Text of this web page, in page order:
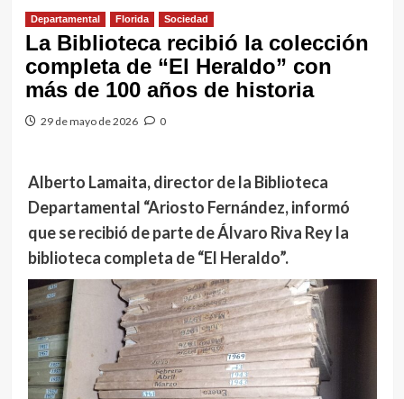
Departamental Florida Sociedad
La Biblioteca recibió la colección
completa de “El Heraldo” con
más de 100 años de historia
29 de mayo de 2026 0
Alberto Lamaita, director de la Biblioteca
Departamental “Ariosto Fernández, informó
que se recibió de parte de Álvaro Riva Rey la
biblioteca completa de “El Heraldo”.